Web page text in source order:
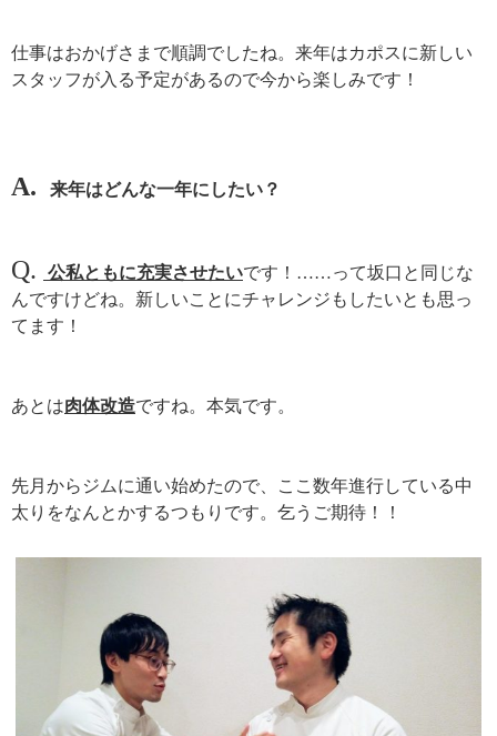
仕事はおかげさまで順調でしたね。来年はカポスに新しい
スタッフが入る予定があるので今から楽しみです！
A. 来年はどんな一年にしたい？
Q. 公私ともに充実させたいです！……って坂口と同じな
んですけどね。新しいことにチャレンジもしたいとも思っ
てます！
あとは肉体改造ですね。本気です。
先月からジムに通い始めたので、ここ数年進行している中
太りをなんとかするつもりです。乞うご期待！！